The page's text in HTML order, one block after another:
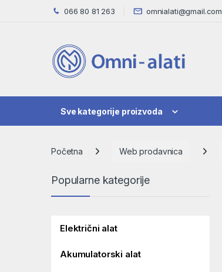
Skip to navigation
Skip to content 066 80 81 263 omnialati@gmail.com
Sve kategorije proizvoda
Početna Web prodavnica
Popularne kategorije
Električni alat
Akumulatorski alat